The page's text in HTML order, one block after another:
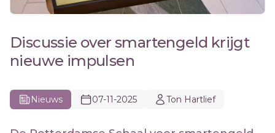
Discussie over smartengeld krijgt
nieuwe impulsen
Nieuws 07-11-2025 Ton Hartlief